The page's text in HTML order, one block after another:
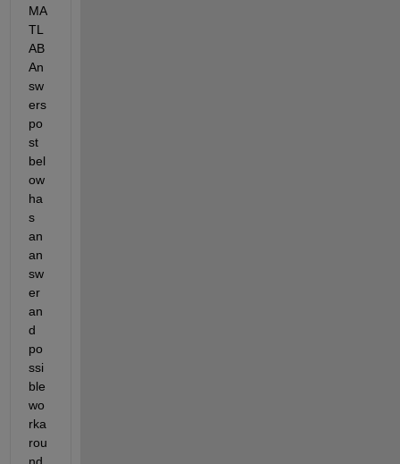
MA
TL
AB
An
sw
ers
po
st
bel
ow
ha
s
an
an
sw
er
an
d
po
ssi
ble
wo
rka
rou